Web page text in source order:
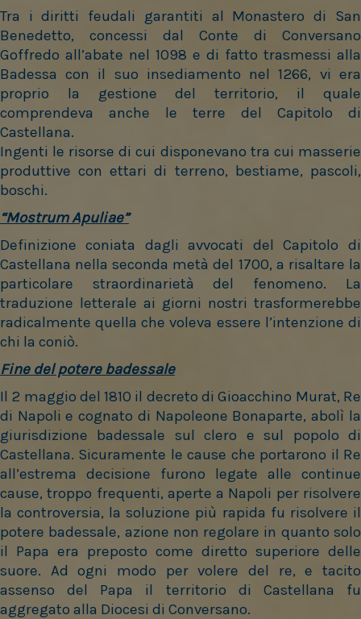
Tra i diritti feudali garantiti al Monastero di San
Benedetto, concessi dal Conte di Conversano
Goffredo all’abate nel 1098 e di fatto trasmessi alla
Badessa con il suo insediamento nel 1266, vi era
proprio la gestione del territorio, il quale
comprendeva anche le terre del Capitolo di
Castellana.
Ingenti le risorse di cui disponevano tra cui masserie
produttive con ettari di terreno, bestiame, pascoli,
boschi.
“Mostrum Apuliae”
Definizione coniata dagli avvocati del Capitolo di
Castellana nella seconda metà del 1700, a risaltare la
particolare straordinarietà del fenomeno. La
traduzione letterale ai giorni nostri trasformerebbe
radicalmente quella che voleva essere l’intenzione di
chi la coniò.
Fine del potere badessale
Il 2 maggio del 1810 il decreto di Gioacchino Murat, Re
di Napoli e cognato di Napoleone Bonaparte, abolì la
giurisdizione badessale sul clero e sul popolo di
Castellana. Sicuramente le cause che portarono il Re
all’estrema decisione furono legate alle continue
cause, troppo frequenti, aperte a Napoli per risolvere
la controversia, la soluzione più rapida fu risolvere il
potere badessale, azione non regolare in quanto solo
il Papa era preposto come diretto superiore delle
suore. Ad ogni modo per volere del re, e tacito
assenso del Papa il territorio di Castellana fu
aggregato alla Diocesi di Conversano.